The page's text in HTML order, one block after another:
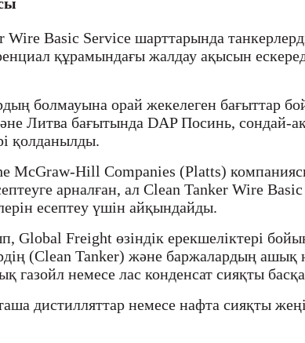
Wire Basic Service шарттарында
құрамындағы жалдау ақысын
болмауына орай жекелеген бағыттар
Литва бағытында DAP Посинь, сондай-
қолданылды.
McGraw-Hill Companies (Platts)
арналған, ал Clean Tanker Wire
есептеу үшін айқындайды.
Global Freight өзіндік ерекшеліктері
(Clean Tanker) және баржалардың ашық
немесе лас конденсат сияқты басқа
дистилляттар немесе нафта сияқты